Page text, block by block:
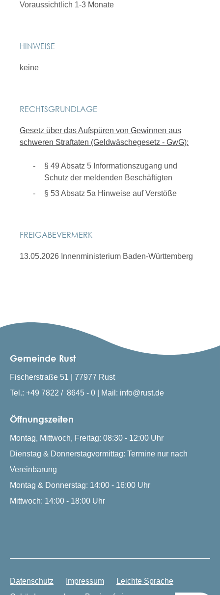
Voraussichtlich 1-3 Monate
HINWEISE
keine
RECHTSGRUNDLAGE
Gesetz über das Aufspüren von Gewinnen aus
schweren Straftaten (Geldwäschegesetz - GwG):
§ 49 Absatz 5 Informationszugang und
Schutz der meldenden Beschäftigten
§ 53 Absatz 5a Hinweise auf Verstöße
FREIGABEVERMERK
13.05.2026 Innenministerium Baden-Württemberg
Gemeinde Rust
Fischerstraße 51 | 77977 Rust
Tel.: +49 7822 / 8645 - 0 | Mail: info@rust.de
Öffnungszeiten
Montag, Mittwoch, Freitag: 08:30 - 12:00 Uhr
Dienstag & Donnerstagvormittag: Termine nur nach
Vereinbarung
Montag & Donnerstag: 14:00 - 16:00 Uhr
Mittwoch: 14:00 - 18:00 Uhr
Datenschutz Impressum
Leichte Sprache